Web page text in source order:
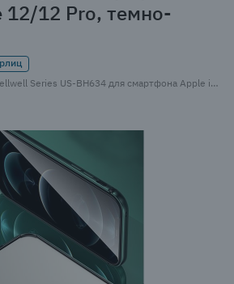
12/12 Pro, темно-
Чехол-накладка Usams Fellwell Series US-BH634 для смартфона Apple iPhone 12/12 Pro, алюминий, TPU, темно-зеленый